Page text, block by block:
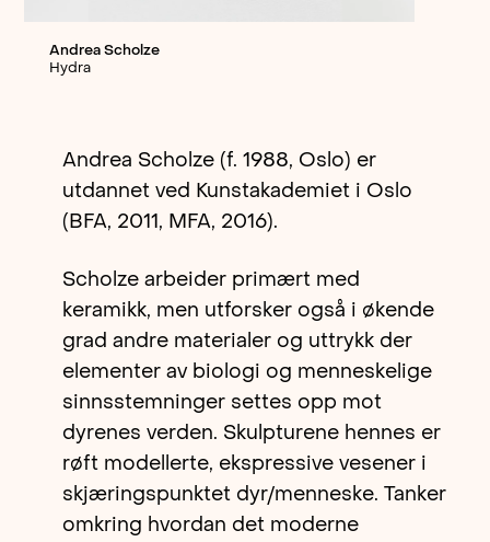
Andrea Scholze
Hydra
Andrea Scholze (f. 1988, Oslo) er
utdannet ved Kunstakademiet i Oslo
(BFA, 2011, MFA, 2016).
Scholze arbeider primært med
keramikk, men utforsker også i økende
grad andre materialer og uttrykk der
elementer av biologi og menneskelige
sinnsstemninger settes opp mot
dyrenes verden. Skulpturene hennes er
røft modellerte, ekspressive vesener i
skjæringspunktet dyr/menneske. Tanker
omkring hvordan det moderne